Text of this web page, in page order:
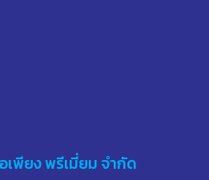
เพียง พรีเมี่ยม จำกัด